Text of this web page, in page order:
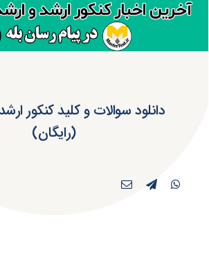
(رایگان)